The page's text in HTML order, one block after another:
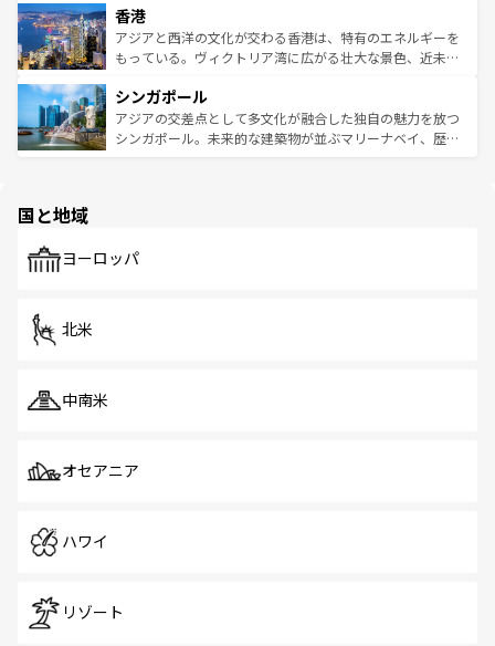
とつ。フォーやバインミー、ベトナムコーヒーなどは、ぜ
ひ現地で味わいたい。どの地域を訪れてもあたたかい人々
が旅行者を迎えてくれるので、きっと忘れられない旅にな
参照してほしい。
の活気が交差している。北部ではチェンマイなどの山岳地
帯で自然と触れ合い、南部ではプーケットやクラビの美し
いビーチでリゾート気分を楽しむことができる。タイ料理
激する。気候は一年中温暖で、どの季節にも異なる楽しみ
が待っている。親しみやすいタイの人々、仏教を中心とし
た文化、そして多様な観光資源が、訪れる旅人を魅了し続
香港
アジアと西洋の文化が交わる香港は、特有のエネルギーを
もっている。ヴィクトリア湾に広がる壮大な景色、近未来
み、どこを訪れても感動するはず。観光スポットが密集し
ており、効率よく見どころを回れるのも魅力。息をのむよ
うな絶景から文化的な体験まで、香港を存分に楽しみ尽く
シンガポール
アジアの交差点として多文化が融合した独自の魅力を放つ
シンガポール。未来的な建築物が並ぶマリーナベイ、歴史
で、ホーカーズは地元の風情を楽しめる外せないスポット
国と地域
ヨーロッパ
北米
中南米
オセアニア
ハワイ
リゾート